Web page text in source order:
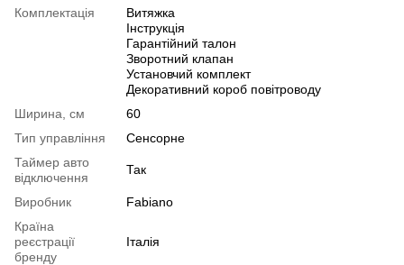
Комплектація
Витяжка
Інструкція
Гарантійний талон
Зворотний клапан
Установчий комплект
Декоративний короб повітроводу
Ширина, см
60
Тип управління
Сенсорне
Таймер авто
відключення
Так
Виробник
Fabiano
Країна
реєстрації
бренду
Італія